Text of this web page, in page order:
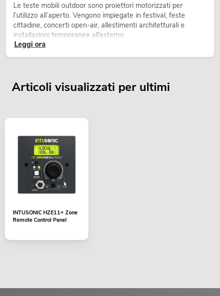
Le teste mobili outdoor sono proiettori motorizzati per
l’utilizzo all’aperto. Vengono impiegate in festival, feste
cittadine, concerti open-air, allestimenti architetturali e
installazioni temporanee all’esterno.
Leggi ora
Articoli visualizzati per ultimi
INTUSONIC HZE11+ Zone
Remote Control Panel